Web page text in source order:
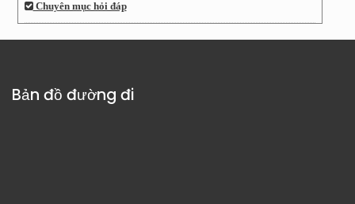
Chuyên mục hỏi đáp
Bản đồ đường đi